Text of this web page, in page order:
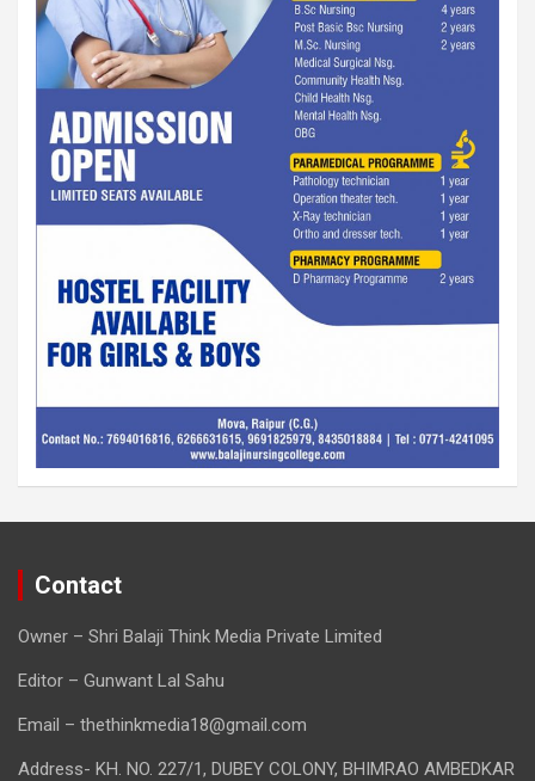
Contact
Owner – Shri Balaji Think Media Private Limited
Editor – Gunwant Lal Sahu
Email – thethinkmedia18@gmail.com
Address- KH. NO. 227/1, DUBEY COLONY, BHIMRAO AMBEDKAR